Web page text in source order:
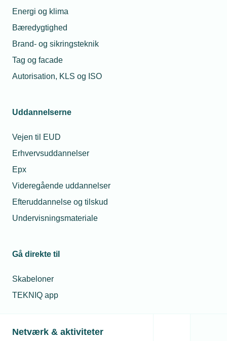
Energi og klima
Bæredygtighed
Brand- og sikringsteknik
Tag og facade
Autorisation, KLS og ISO
Uddannelserne
Vejen til EUD
Erhvervsuddannelser
Epx
Videregående uddannelser
Efteruddannelse og tilskud
Undervisningsmateriale
Gå direkte til
Skabeloner
TEKNIQ app
Netværk & aktiviteter